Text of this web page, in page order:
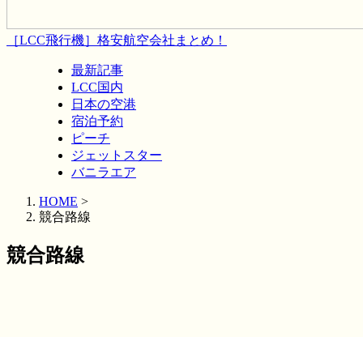
［LCC飛行機］格安航空会社まとめ！
最新記事
LCC国内
日本の空港
宿泊予約
ピーチ
ジェットスター
バニラエア
HOME >
競合路線
競合路線